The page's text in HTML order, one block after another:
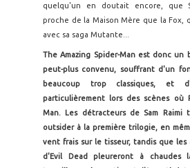
quelqu'un en doutait encore, que
proche de la Maison Mère que la Fox,
avec sa saga Mutante...
The Amazing Spider-Man est donc un
peut-plus convenu, souffrant d'un
beaucoup trop classiques, et
particulièrement lors des scènes où
Man. Les détracteurs de Sam
outsider à la première trilogie, en
vent frais sur le tisseur, tandis que les
d'Evil Dead pleureront à chaudes